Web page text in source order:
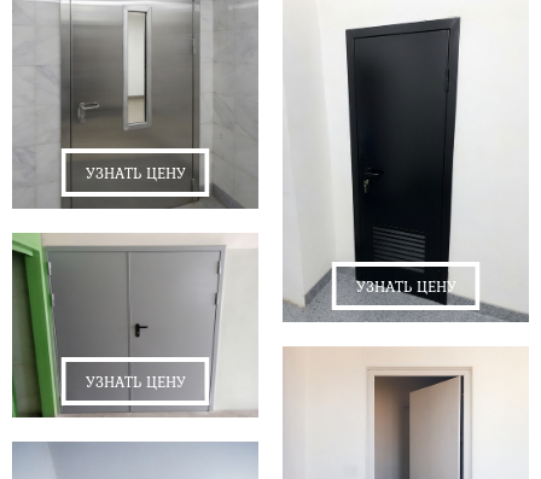
УЗНАТЬ ЦЕНУ
УЗНАТЬ ЦЕНУ
УЗНАТЬ ЦЕНУ